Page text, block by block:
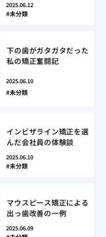
2025.06.12
未分類
下の歯がガタガタだった
私の矯正奮闘記
2025.06.10
未分類
インビザライン矯正を選
んだ会社員の体験談
2025.06.10
未分類
マウスピース矯正による
出っ歯改善の一例
2025.06.09